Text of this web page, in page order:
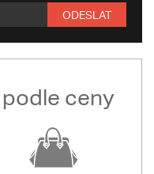
ODESLAT
ceny